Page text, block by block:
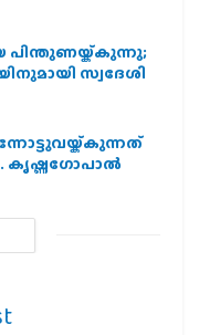
പിന്തുണയ്ക്കുന്നു;
സ്വദേശി
കൃഷ്ണഗോപാല്‍